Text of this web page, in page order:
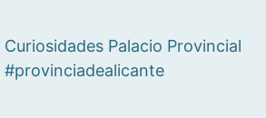
Curiosidades Palacio Provincial
#provinciadealicante